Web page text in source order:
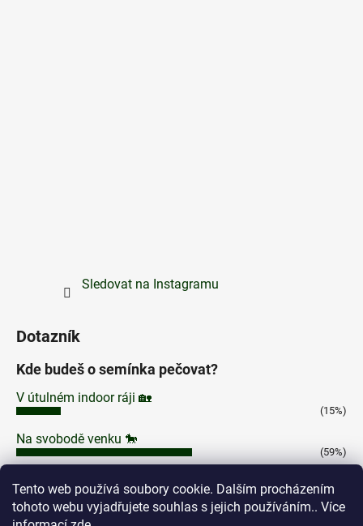
Tento web používá soubory cookie. Dalším procházením
tohoto webu vyjadřujete souhlas s jejich používáním.. Více
Sledovat na Instagramu
Dotazník
Kde budeš o semínka pečovat?
V útulném indoor ráji 🏡
(15%)
Na svobodě venku 🐎
(59%)
(16%)
Klidně na Marsu, já se nebojím výzev! 🚀